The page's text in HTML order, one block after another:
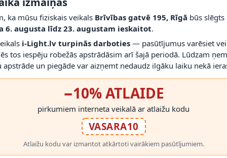
D
immējama 4.5W GU10 LED spuldze 927 (50W) 2700K 350lm 36° - OSRAM - 4058075608337
PIEGĀDES LAIKS ~2 NEDĒĻAS
ka mūsu fiziskais veikals Brīvības gatvē 195, Rīgā būs slēgts
6. augusta līdz 23. augustam ieskaitot.
i-Light.lv turpinās darboties — pasūtījumus varēsiet
tos iespēju robežās apstrādāsim arī šajā periodā. Lūdzam
apstrāde un piegāde var aizņemt nedaudz ilgāku laiku nekā
−10% ATLAIDE
pirkumiem interneta veikalā ar atlaižu kodu
VASARA10
Atlaižu kodu var izmantot atkārtoti vairākiem pasūtījumiem.